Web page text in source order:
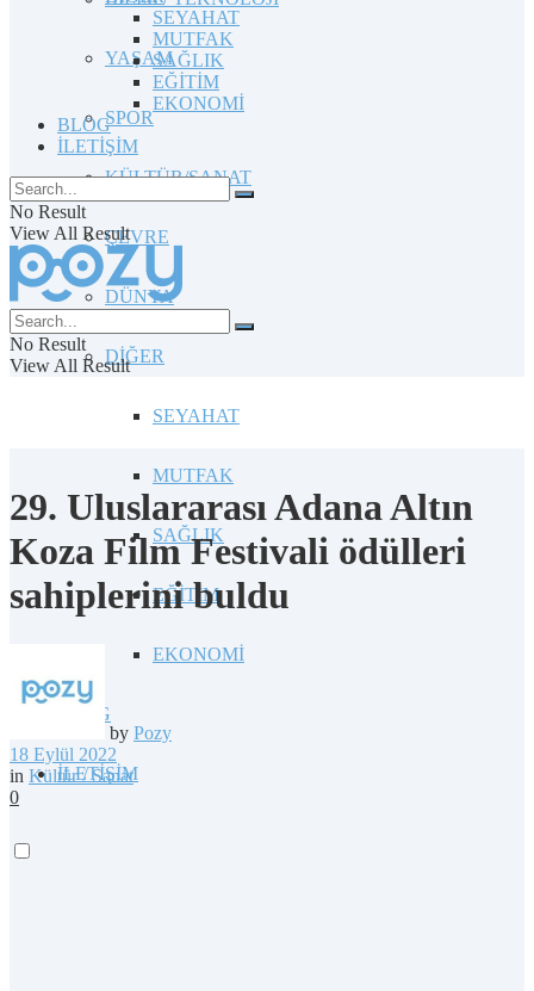
YAŞAM
SPOR
KÜLTÜR/SANAT
ÇEVRE
DÜNYA
DİĞER
SEYAHAT
MUTFAK
SAĞLIK
EĞİTİM
EKONOMİ
BLOG
İLETİŞİM
SEYAHAT
MUTFAK
SAĞLIK
EĞİTİM
EKONOMİ
BLOG
İLETİŞİM
No Result
View All Result
No Result
View All Result
29. Uluslararası Adana Altın
Koza Film Festivali ödülleri
sahiplerini buldu
by Pozy
18 Eylül 2022
in Kültür / Sanat
0